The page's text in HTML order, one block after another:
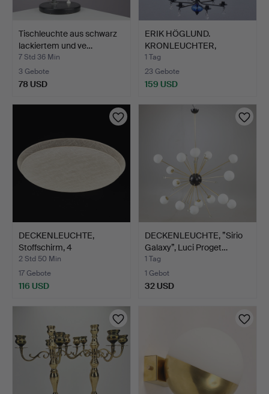
Tischleuchte aus schwarz
lackiertem und ve…
7 Std 36 Min
3 Gebote
78 USD
ERIK HÖGLUND.
KRONLEUCHTER,
GESCHMIEDET, G…
1 Tag
23 Gebote
159 USD
DECKENLEUCHTE,
Stoffschirm, 4
Lichtquellen…
2 Std 50 Min
17 Gebote
116 USD
DECKENLEUCHTE, ”Sirio
Galaxy”, Luci Proget…
1 Tag
1 Gebot
32 USD